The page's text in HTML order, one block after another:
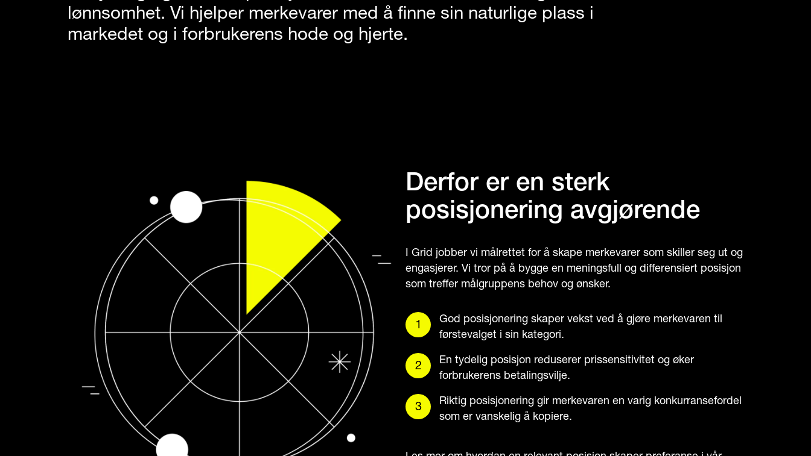
lønnsomhet. Vi hjelper merkevarer med å finne sin naturlige plass i
markedet og i forbrukerens hode og hjerte.
Derfor er en sterk
posisjonering avgjørende
I Grid jobber vi målrettet for å skape merkevarer som skiller seg ut og
engasjerer. Vi tror på å bygge en meningsfull og differensiert posisjon
som treffer målgruppens behov og ønsker.
God posisjonering skaper vekst ved å gjøre merkevaren til
førstevalget i sin kategori.
En tydelig posisjon reduserer prissensitivitet og øker
forbrukerens betalingsvilje.
Riktig posisjonering gir merkevaren en varig konkurransefordel
som er vanskelig å kopiere.